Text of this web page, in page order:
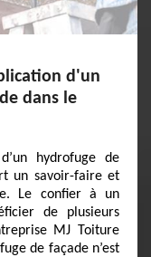
d'un
dans le
hydrofuge de
un savoir-faire et
Le confier à un
de plusieurs
MJ Toiture
de façade n’est